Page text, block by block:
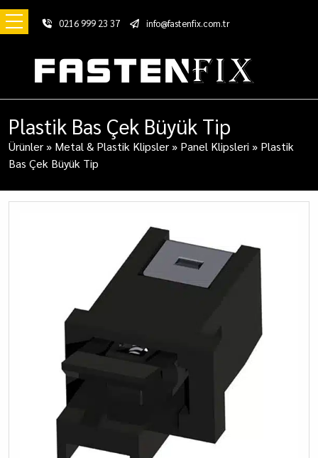
0216 999 23 37 info@fastenfix.com.tr
Plastik Bas Çek Büyük Tip
Ürünler» Metal & Plastik Klipsler» Panel Klipsleri » Plastik
Bas Çek Büyük Tip